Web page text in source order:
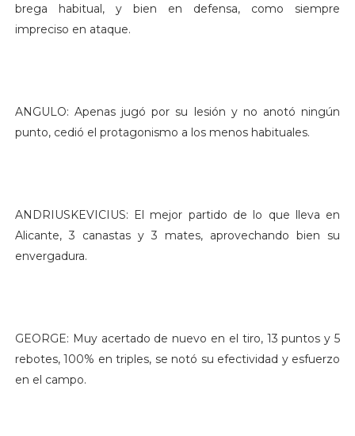
brega habitual, y bien en defensa, como siempre
impreciso en ataque.
ANGULO: Apenas jugó por su lesión y no anotó ningún
punto, cedió el protagonismo a los menos habituales.
ANDRIUSKEVICIUS: El mejor partido de lo que lleva en
Alicante, 3 canastas y 3 mates, aprovechando bien su
envergadura.
GEORGE: Muy acertado de nuevo en el tiro, 13 puntos y 5
rebotes, 100% en triples, se notó su efectividad y esfuerzo
en el campo.